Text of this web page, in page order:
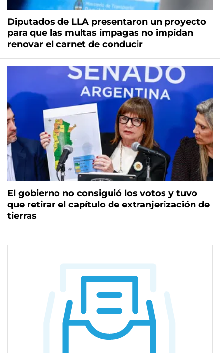
Diputados de LLA presentaron un proyecto
para que las multas impagas no impidan
renovar el carnet de conducir
El gobierno no consiguió los votos y tuvo
que retirar el capítulo de extranjerización de
tierras